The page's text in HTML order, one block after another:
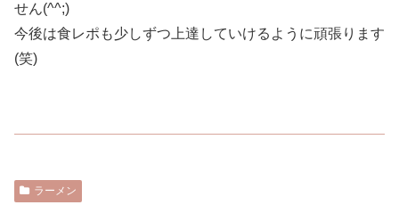
せん(^^;)
今後は食レポも少しずつ上達していけるように頑張ります
(笑)
ラーメン